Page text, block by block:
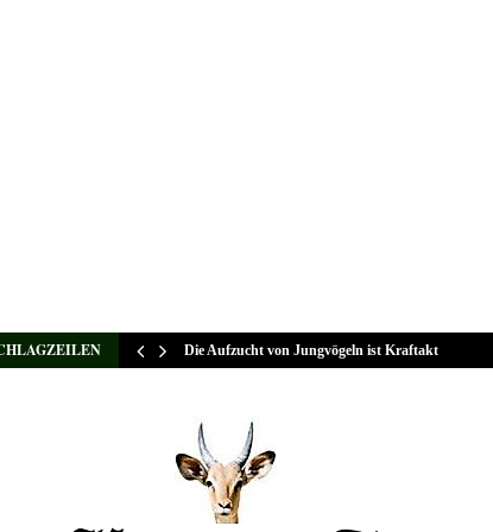
Die Aufzucht von Jungvögeln ist Kraftakt